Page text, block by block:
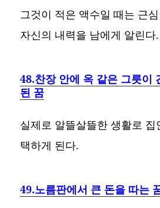
그것이 적은 액수일 때는 근
자신의 내력을 남에게 알린다.
48.찬장 안에 옥 같은 그릇이
된 꿈
실제로 알뜰살뜰한 생활로 집
택하게 된다.
49.노름판에서 큰 돈을 따는